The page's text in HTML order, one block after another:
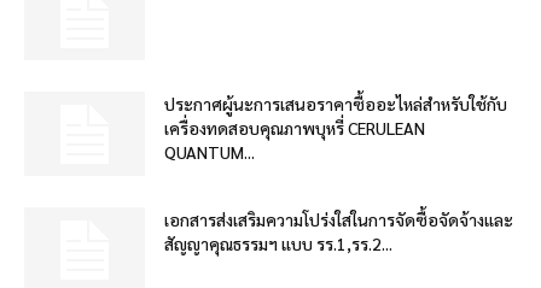
ประกาศผู้นะการเสนอราคาซื้ออะไหล่สำหรับใช้กับ
เครื่องทดสอบคุณภาพบุหรี่ CERULEAN
QUANTUM...
เอกสารส่งเสริมความโปร่งใสในการจัดซื้อจัดจ้างและ
สัญญาคุณธรรมฯ แบบ รร.1,รร.2...